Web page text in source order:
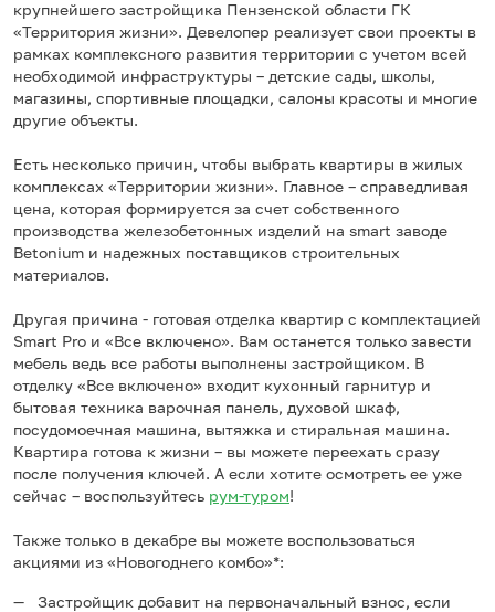
крупнейшего застройщика Пензенской области ГК
«Территория жизни». Девелопер реализует свои проекты в
рамках комплексного развития территории с учетом всей
необходимой инфраструктуры – детские сады, школы,
магазины, спортивные площадки, салоны красоты и многие
другие объекты.
Есть несколько причин, чтобы выбрать квартиры в жилых
комплексах «Территории жизни». Главное – справедливая
цена, которая формируется за счет собственного
производства железобетонных изделий на smart заводе
Betonium и надежных поставщиков строительных
материалов.
Другая причина - готовая отделка квартир c комплектацией
Smart Pro и «Все включено». Вам останется только завести
мебель ведь все работы выполнены застройщиком. В
отделку «Все включено» входит кухонный гарнитур и
бытовая техника варочная панель, духовой шкаф,
посудомоечная машина, вытяжка и стиральная машина.
Квартира готова к жизни – вы можете переехать сразу
после получения ключей. А если хотите осмотреть ее уже
сейчас – воспользуйтесь рум-туром!
Также только в декабре вы можете воспользоваться
акциями из «Новогоднего комбо»*:
Застройщик добавит на первоначальный взнос, если